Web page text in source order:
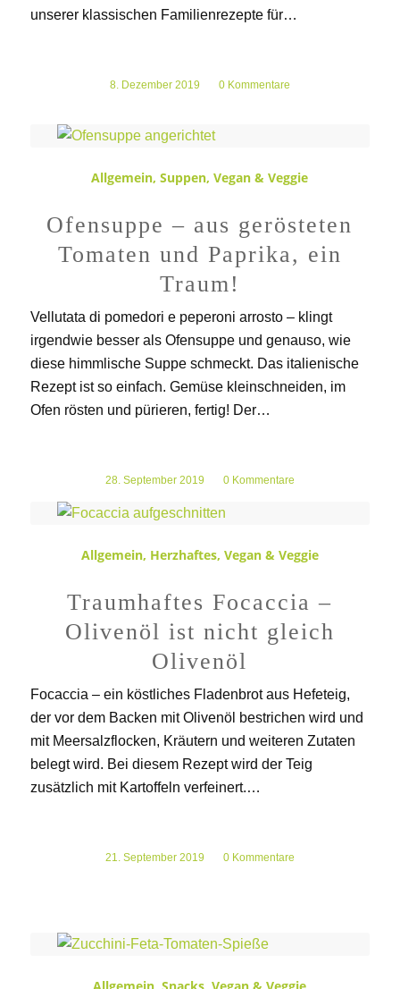
unserer klassischen Familienrezepte für…
8. Dezember 2019
/ 0 Kommentare
Allgemein,Suppen,Vegan & Veggie
Ofensuppe – aus gerösteten
Tomaten und Paprika, ein
Traum!
Vellutata di pomedori e peperoni arrosto – klingt
irgendwie besser als Ofensuppe und genauso, wie
diese himmlische Suppe schmeckt. Das italienische
Rezept ist so einfach. Gemüse kleinschneiden, im
Ofen rösten und pürieren, fertig! Der…
28. September 2019
/ 0 Kommentare
Allgemein, Herzhaftes, Vegan & Veggie
Traumhaftes Focaccia –
Olivenöl ist nicht gleich
Olivenöl
Focaccia – ein köstliches Fladenbrot aus Hefeteig,
der vor dem Backen mit Olivenöl bestrichen wird und
mit Meersalzflocken, Kräutern und weiteren Zutaten
belegt wird. Bei diesem Rezept wird der Teig
zusätzlich mit Kartoffeln verfeinert.…
21. September 2019
/ 0 Kommentare